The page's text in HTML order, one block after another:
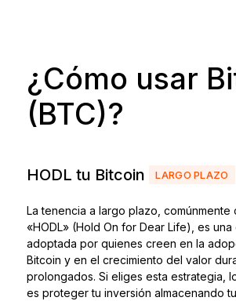
¿Cómo usar
(BTC)?
HODL tu Bitcoin LARGO PLAZO
La tenencia a largo plazo, comúnmente
«HODL» (Hold On for Dear Life), es una
adoptada por quienes creen en la
Bitcoin y en el crecimiento del valor
prolongados. Si eliges esta estrategia,
es proteger tu inversión almacenando